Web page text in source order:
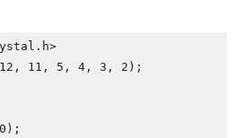
11, 5, 4, 3, 2);